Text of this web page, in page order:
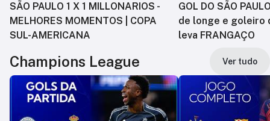
SÃO PAULO 1 X 1 MILLONARIOS -
MELHORES MOMENTOS | COPA
SUL-AMERICANA
GOL DO SÃO
de longe e goleiro
leva FRANGAÇO
Champions League Ver tudo